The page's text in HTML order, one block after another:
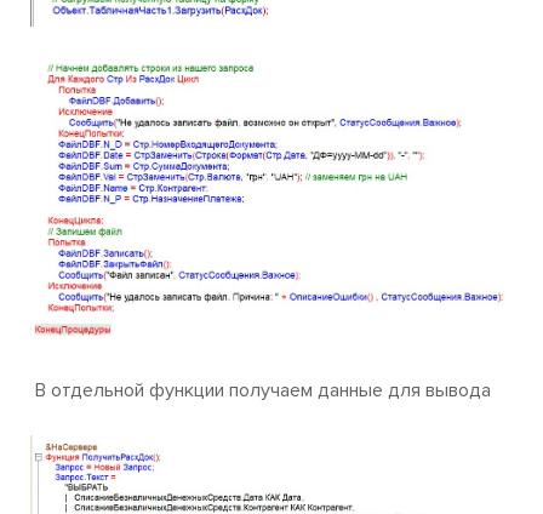
В отдельной функции получаем данные для вывода